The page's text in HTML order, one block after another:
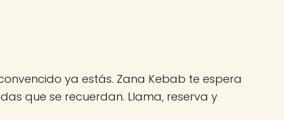
ya estás. Zana Kebab te espera
que se recuerdan. Llama, reserva y